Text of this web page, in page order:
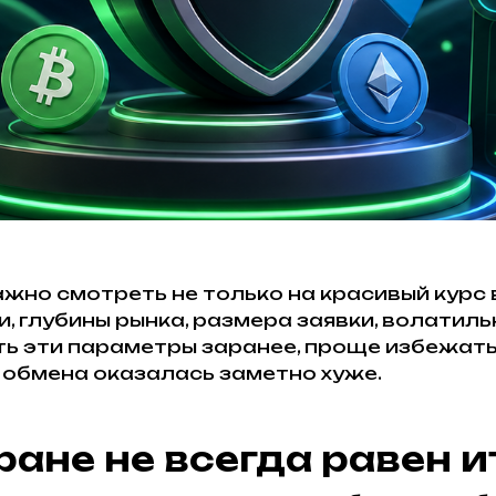
смотреть не только на красивый курс
глубины рынка, размера заявки,
эти параметры заранее, проще
оказалась заметно хуже.
не всегда равен